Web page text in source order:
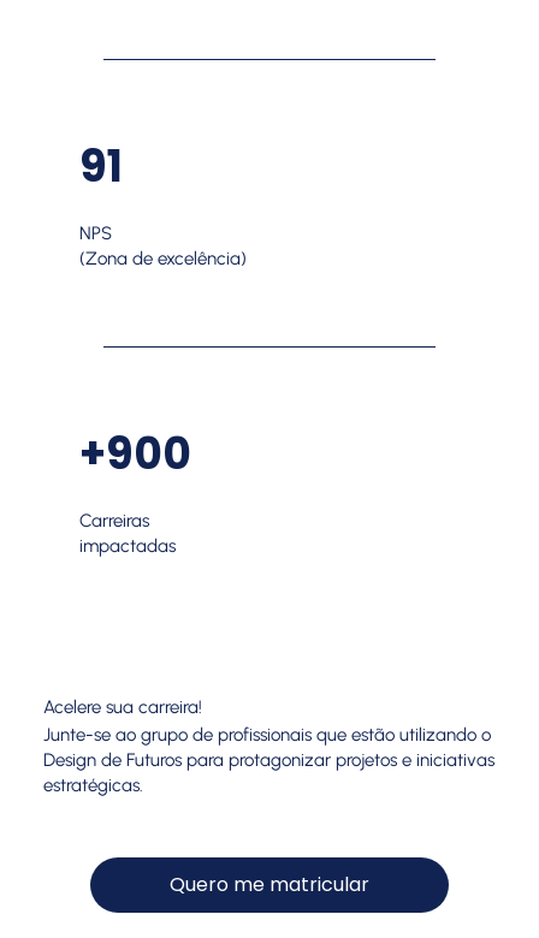
Acelere sua carreira!
Junte-se ao grupo de profissionais que estão utilizando o
Design de Futuros para protagonizar projetos e iniciativas
estratégicas.
Quero me matricular
91
NPS
(Zona de excelência)
+900
Carreiras
impactadas